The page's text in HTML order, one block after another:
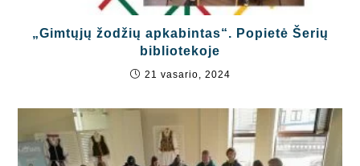
„Gimtųjų žodžių apkabintas“. Popietė Šerių
bibliotekoje
21 vasario, 2024